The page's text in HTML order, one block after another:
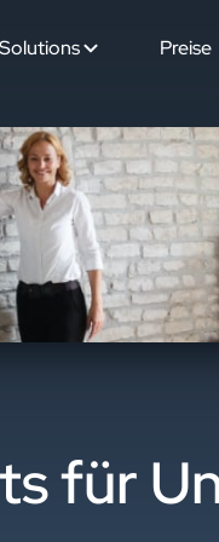
Solutions Preise
für